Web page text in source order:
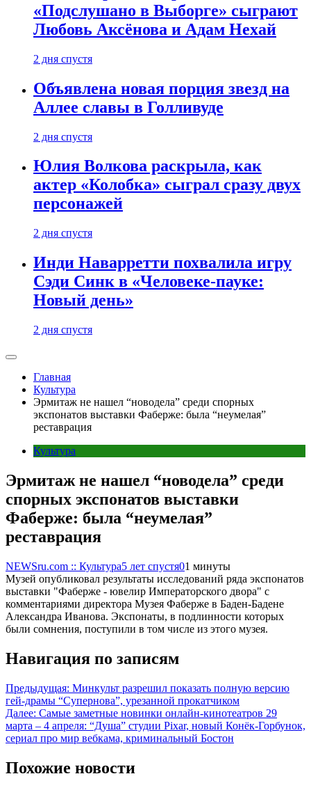
«Подслушано в Выборге» сыграют
Любовь Аксёнова и Адам Нехай
2 дня спустя
Объявлена новая порция звезд на
Аллее славы в Голливуде
2 дня спустя
Юлия Волкова раскрыла, как
актер «Колобка» сыграл сразу двух
персонажей
2 дня спустя
Инди Наварретти похвалила игру
Сэди Синк в «Человеке-пауке:
Новый день»
2 дня спустя
Главная
Культура
Эрмитаж не нашел “новодела” среди спорных
экспонатов выставки Фаберже: была “неумелая”
реставрация
Культура
Эрмитаж не нашел “новодела” среди
спорных экспонатов выставки
Фаберже: была “неумелая”
реставрация
NEWSru.com :: Культура5 лет спустя01 минуты
Музей опубликовал результаты исследований ряда экспонатов
выставки "Фаберже - ювелир Императорского двора" с
комментариями директора Музея Фаберже в Баден-Бадене
Александра Иванова. Экспонаты, в подлинности которых
были сомнения, поступили в том числе из этого музея.
Навигация по записям
Предыдущая: Минкульт разрешил показать полную версию
гей-драмы “Супернова”, урезанной прокатчиком
Далее: Самые заметные новинки онлайн-кинотеатров 29
марта – 4 апреля: “Душа” студии Pixar, новый Конёк-Горбунок,
сериал про мир вебкама, криминальный Бостон
Похожие новости